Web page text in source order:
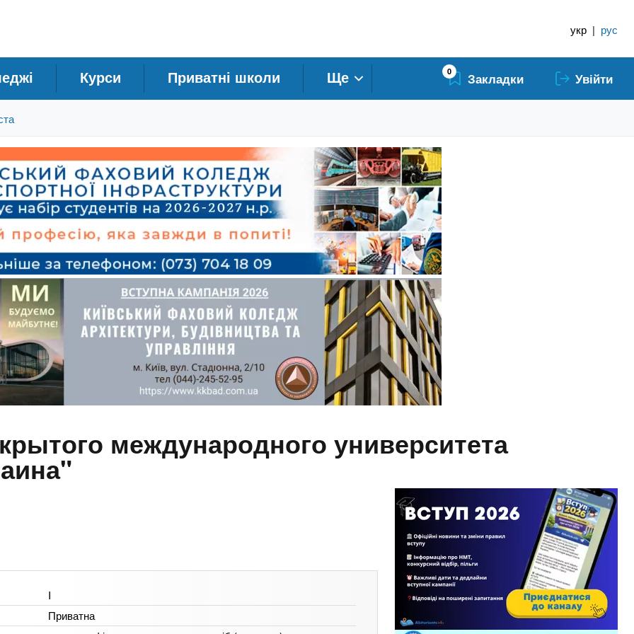
укр | рус
Курси Приватні школи Ще 0 Закладки Увійти
международного университета
I
Приватна